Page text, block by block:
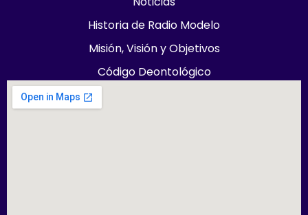
f
g
r
a
t
e
r
k
b
e
Historia de Radio Modelo
Misión, Visión y Objetivos
Código Deontológico